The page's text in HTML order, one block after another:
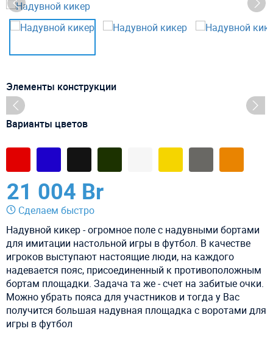
Элементы конструкции
Варианты цветов
21 004 Br
Сделаем быстро
Надувной кикер - огромное поле с надувными бортами
для имитации настольной игры в футбол. В качестве
игроков выступают настоящие люди, на каждого
надевается пояс, присоединенный к противоположным
бортам площадки. Задача та же - счет на забитые очки.
Можно убрать пояса для участников и тогда у Вас
получится большая надувная площадка с воротами для
игры в футбол